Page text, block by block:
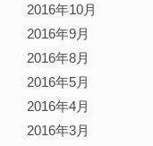
2016年10月
2016年9月
2016年8月
2016年5月
2016年4月
2016年3月